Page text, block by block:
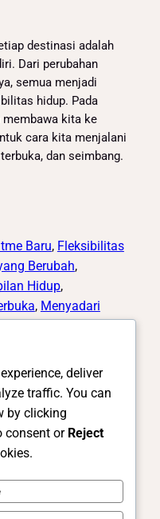
destinasi adalah
Dari perubahan
semua menjadi
hidup. Pada
membawa kita ke
cara kita menjalani
dan seimbang.
Baru, Fleksibilitas
Berubah ,
Hidup,
, Menyadari
deliver
traffic. You can
by clicking
consent or Reject